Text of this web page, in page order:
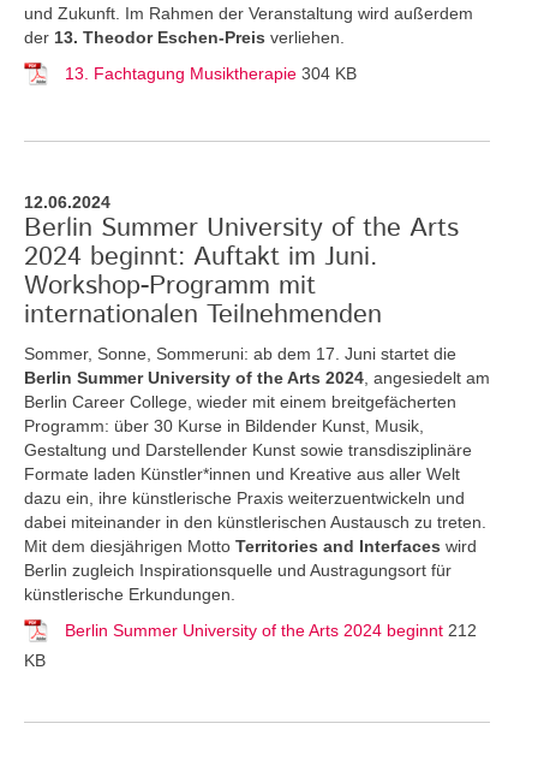
und Zukunft. Im Rahmen der Veranstaltung wird außerdem
der 13. Theodor Eschen-Preis verliehen.
13. Fachtagung Musiktherapie 304 KB
12.06.2024
Berlin Summer University of the Arts
2024 beginnt: Auftakt im Juni.
Workshop-Programm mit
internationalen Teilnehmenden
Sommer, Sonne, Sommeruni: ab dem 17. Juni startet die
Berlin Summer University of the Arts 2024 , angesiedelt am
Berlin Career College, wieder mit einem breitgefächerten
Programm: über 30 Kurse in Bildender Kunst, Musik,
Gestaltung und Darstellender Kunst sowie transdisziplinäre
Formate laden Künstler*innen und Kreative aus aller Welt
dazu ein, ihre künstlerische Praxis weiterzuentwickeln und
dabei miteinander in den künstlerischen Austausch zu treten.
Mit dem diesjährigen Motto Territories and Interfaces wird
Berlin zugleich Inspirationsquelle und Austragungsort für
künstlerische Erkundungen.
Berlin Summer University of the Arts 2024 beginnt 212
KB